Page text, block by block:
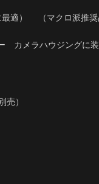
適） （マクロ派推奨
メラハウジングに装
売）